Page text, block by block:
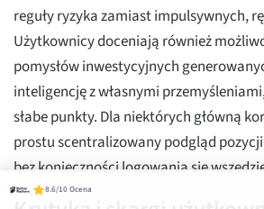
reguły ryzyka zamiast impulsywnych,
Użytkownicy doceniają również
pomysłów inwestycyjnych
inteligencję z własnymi
słabe punkty. Dla niektórych główną
prostu scentralizowany podgląd
bez konieczności logowania się
8.6/10 Ocena